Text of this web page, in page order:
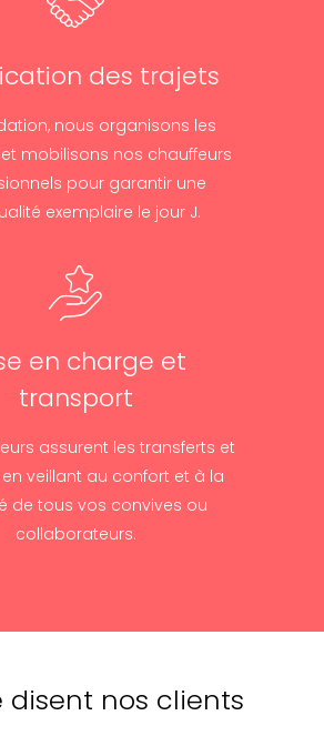
des trajets
nous organisons les
mobilisons nos chauffeurs
pour garantir une
exemplaire le jour J.
en charge et
transport
assurent les transferts et
veillant au confort et à la
de tous vos convives ou
collaborateurs.
disent nos clients